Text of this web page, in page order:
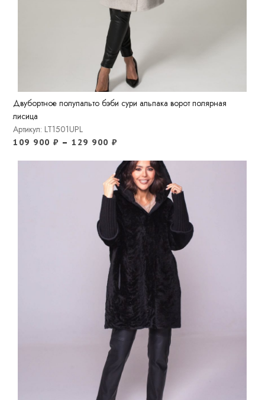
Двубортное полупальто бэби сури альпака ворот полярная
лисица
Артикул: LT1501UPL
109 900₽ – 129 900₽